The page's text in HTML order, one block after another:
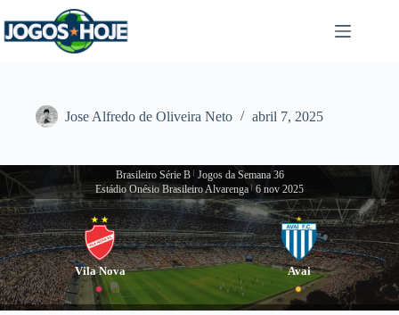
para
o
Jose Alfredo de Oliveira Neto abril 7, 2025
Brasileiro Série B
Jogos da Semana 36
Estádio Onésio Brasileiro Alvarenga 6 nov 2025
Vila Nova Avai